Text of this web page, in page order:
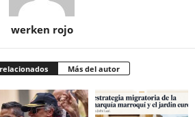
werken rojo
Más del autor